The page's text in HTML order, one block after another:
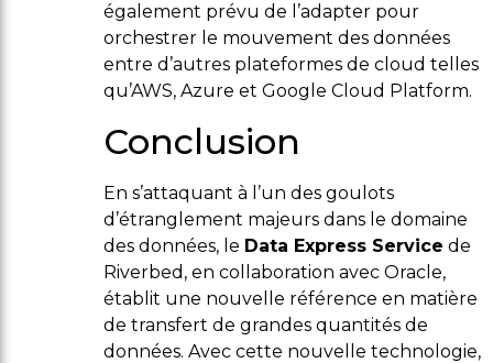
également prévu de l’adapter pour
orchestrer le mouvement des données
entre d’autres plateformes de cloud telles
qu’AWS, Azure et Google Cloud Platform.
Conclusion
En s’attaquant à l’un des goulots
d’étranglement majeurs dans le domaine
des données, le Data Express Service de
Riverbed, en collaboration avec Oracle,
établit une nouvelle référence en matière
de transfert de grandes quantités de
données. Avec cette nouvelle technologie,